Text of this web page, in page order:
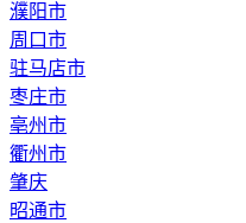
濮阳市
周口市
驻马店市
枣庄市
亳州市
衢州市
肇庆
昭通市